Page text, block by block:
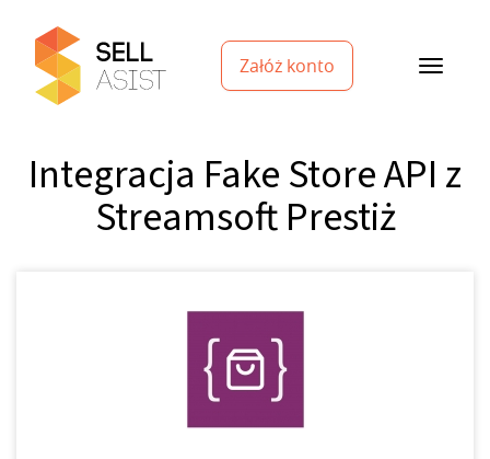
Załóż konto
Integracja Fake Store API z
Streamsoft Prestiż